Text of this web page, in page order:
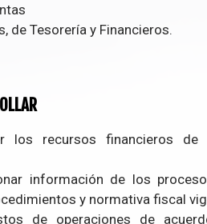
de Tesorería y Financieros.
los recursos financieros de
información de los
y normativa fiscal
de operaciones de